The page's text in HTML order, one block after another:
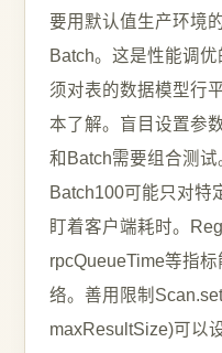
要用默认值生产环境
Batch。这是性能调
须对表的数据模型行
本了解。盲目设置参
和Batch需要组合测
Batch100可能只对特
盯着客户端耗时。
rpcQueueTime等指
络。善用限制
maxResultSize)可以